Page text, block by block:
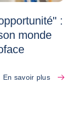
:
monde
En savoir plus